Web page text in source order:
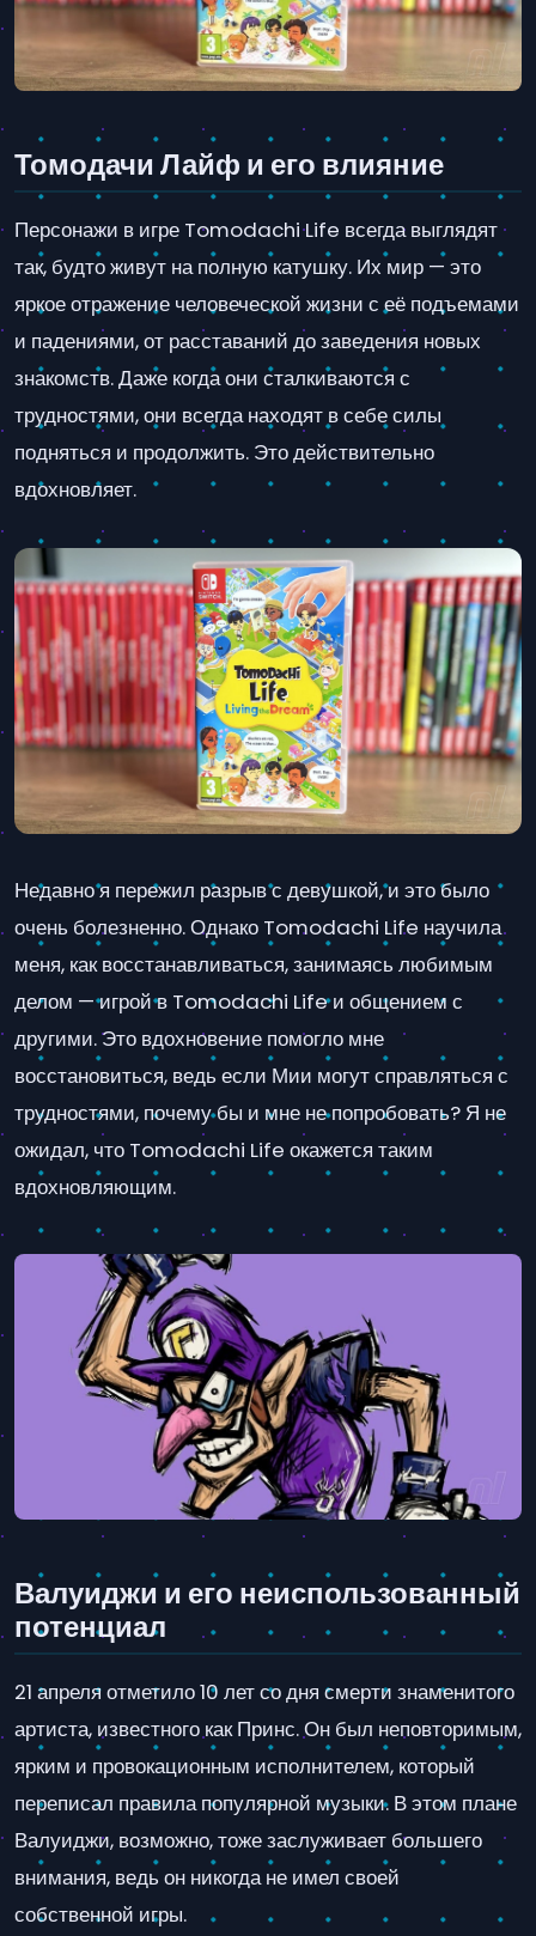
Томодачи Лайф и его влияние
Персонажи в игре Tomodachi Life всегда выглядят
так, будто живут на полную катушку. Их мир — это
яркое отражение человеческой жизни с её подъемами
и падениями, от расставаний до заведения новых
знакомств. Даже когда они сталкиваются с
трудностями, они всегда находят в себе силы
подняться и продолжить. Это действительно
вдохновляет.
Недавно я пережил разрыв с девушкой, и это было
очень болезненно. Однако Tomodachi Life научила
меня, как восстанавливаться, занимаясь любимым
делом — игрой в Tomodachi Life и общением с
другими. Это вдохновение помогло мне
восстановиться, ведь если Мии могут справляться с
трудностями, почему бы и мне не попробовать? Я не
ожидал, что Tomodachi Life окажется таким
вдохновляющим.
Валуиджи и его неиспользованный
потенциал
21 апреля отметило 10 лет со дня смерти знаменитого
артиста, известного как Принс. Он был неповторимым,
ярким и провокационным исполнителем, который
переписал правила популярной музыки. В этом плане
Валуиджи, возможно, тоже заслуживает большего
внимания, ведь он никогда не имел своей
собственной игры.